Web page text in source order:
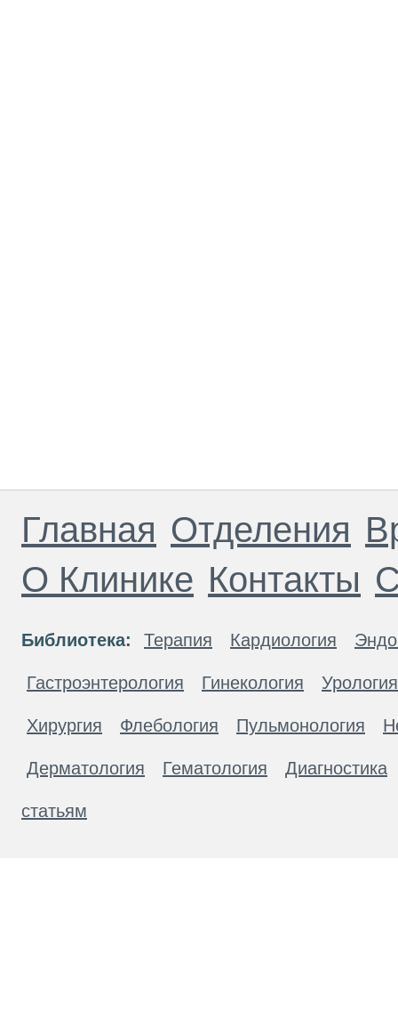
Главная Отделения
О Клинике Контакты
Библиотека: Терапия Кардиология
Гастроэнтерология Гинекология Урология
Хирургия Флебология Пульмонология
Дерматология Гематология Диагностика
статьям